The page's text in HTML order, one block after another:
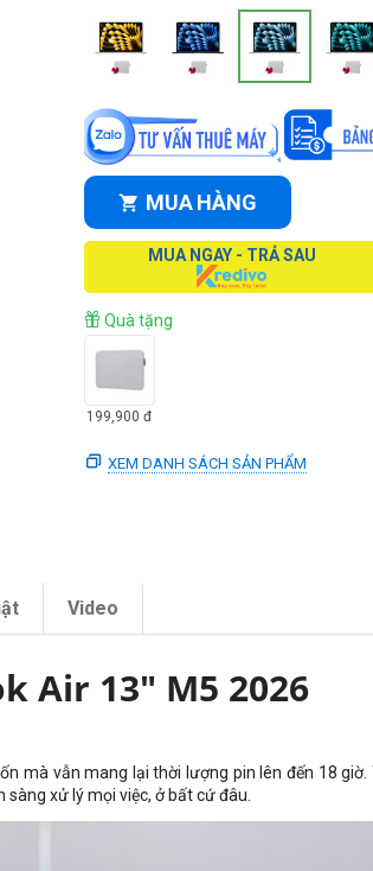
MUA HÀNG
MUA NGAY - TRẢ SAU
Quà tặng
199,900 đ
XEM DANH SÁCH SẢN PHẨM
Video
Air 13" M5 2026
mà vẫn mang lại thời lượng pin lên đến 18
xử lý mọi việc, ở bất cứ đâu.